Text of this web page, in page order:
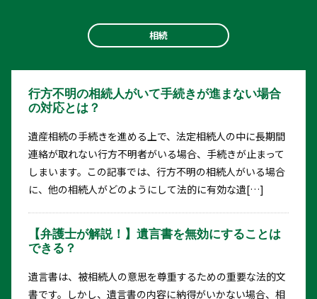
相続
行方不明の相続人がいて手続きが進まない場合
の対応とは？
遺産相続の手続きを進める上で、法定相続人の中に長期間
連絡が取れない行方不明者がいる場合、手続きが止まって
しまいます。この記事では、行方不明の相続人がいる場合
に、他の相続人がどのようにして法的に有効な遺[…]
【弁護士が解説！】遺言書を無効にすることは
できる？
遺言書は、被相続人の意思を尊重するための重要な法的文
書です。しかし、遺言書の内容に納得がいかない場合、相